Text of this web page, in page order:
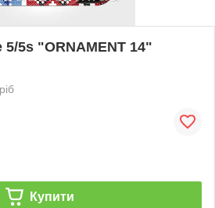
5s "ORNAMENT 14"
Купити